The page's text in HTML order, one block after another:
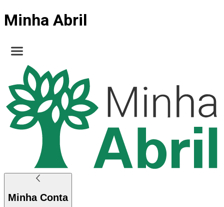
Minha Abril
Minha Conta